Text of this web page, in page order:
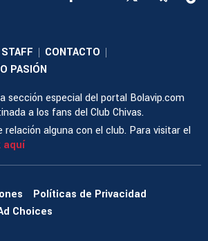
STAFF | CONTACTO |
PASIÓN
sección especial del portal Bolavip.com
a los fans del Club Chivas.
alguna con el club. Para visitar el
aquí
Políticas de Privacidad
Choices